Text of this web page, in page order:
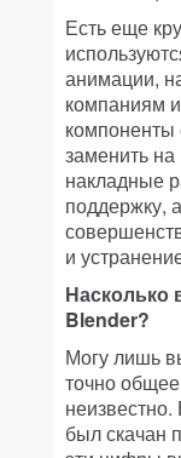
Есть еще
анимации,
компаниям
заменить
накладные
поддержку,
и
Насколько
Blender?
Могу лишь
точно
был скачан